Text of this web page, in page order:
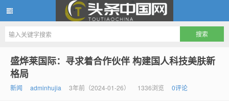
头条中国网
盛烨莱国际：寻求着合作伙伴 构建国人科技美肤新
格局
新闻 adminhujia 3年前（2024-01-26） 1336浏览 0评论